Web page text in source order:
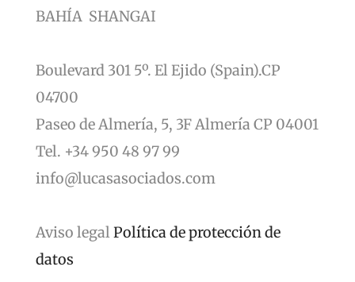
BAHÍA SHANGAI
Boulevard 301 5º. El Ejido (Spain).CP
04700
Paseo de Almería, 5, 3F Almería CP 04001
Tel. +34 950 48 97 99
info@lucasasociados.com
Aviso legalPolítica de protección de
datos